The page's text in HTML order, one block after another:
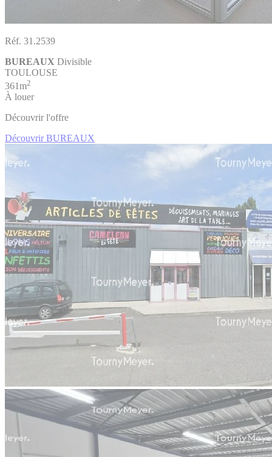
Réf. 31.2539
BUREAUX Divisible
TOULOUSE
361m2
À louer
Découvrir l'offre
Découvrir BUREAUX